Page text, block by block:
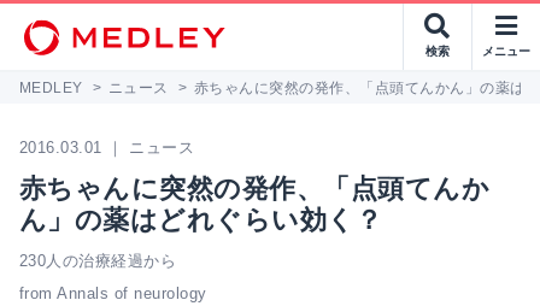
検索 メニュー
MEDLEY > ニュース > 赤ちゃんに突然の発作、「点頭てんかん」の薬は
2016.03.01 ｜ ニュース
赤ちゃんに突然の発作、「点頭てんか
ん」の薬はどれぐらい効く？
230人の治療経過から
from Annals of neurology